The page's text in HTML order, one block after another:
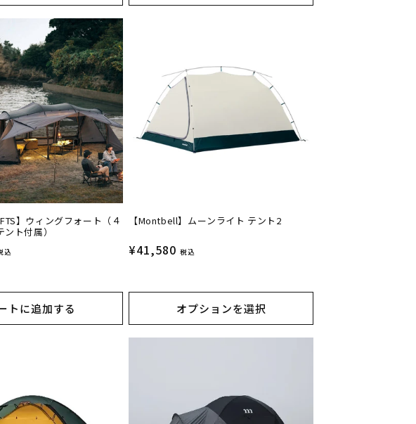
】ウィングフォート（４
ト付属）
込
トに追加する
【Montbell】ムーンライト テント2
通
¥41,580 税込
オプションを選択